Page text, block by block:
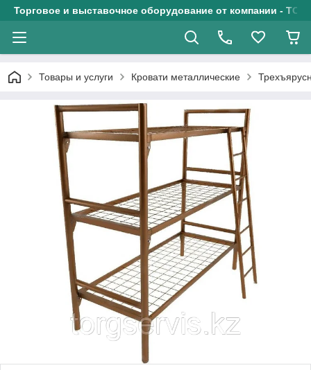
Торговое и выставочное оборудование от компании - ТОО
Товары и услуги Кровати металлические